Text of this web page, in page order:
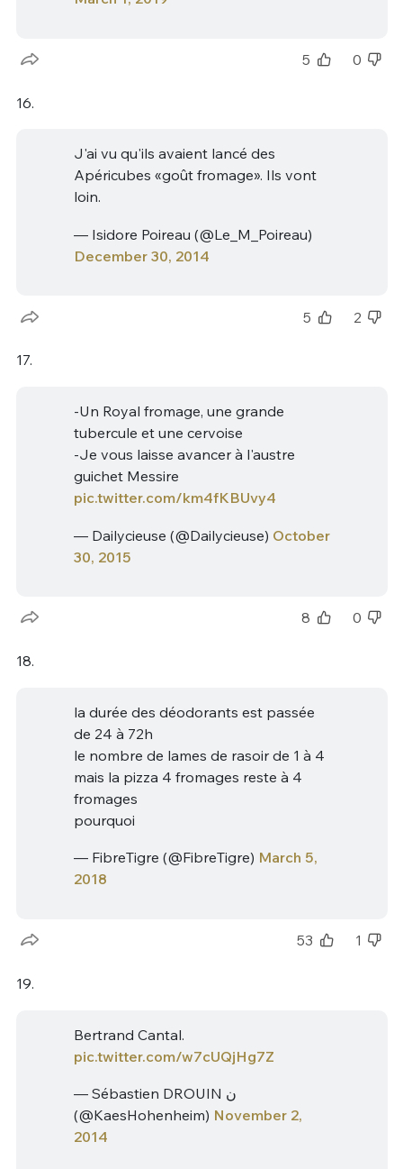
5 0
16.
J'ai vu qu'ils avaient lancé des
Apéricubes «goût fromage». Ils vont
loin.
— Isidore Poireau (@Le_M_Poireau)
December 30, 2014
5 2
17.
-Un Royal fromage, une grande
tubercule et une cervoise
-Je vous laisse avancer à l'austre
guichet Messire
pic.twitter.com/km4fKBUvy4
— Dailycieuse (@Dailycieuse) October
30, 2015
8 0
18.
la durée des déodorants est passée
de 24 à 72h
le nombre de lames de rasoir de 1 à 4
mais la pizza 4 fromages reste à 4
fromages
pourquoi
— FibreTigre (@FibreTigre) March 5,
2018
53 1
19.
Bertrand Cantal.
pic.twitter.com/w7cUQjHg7Z
— Sébastien DROUIN ن
(@KaesHohenheim) November 2,
2014